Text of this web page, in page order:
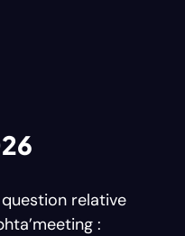
relative
: